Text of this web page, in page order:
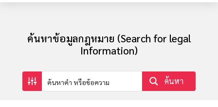
ค้นหาข้อมูลกฎหมาย (Search for legal
Information)
ค้นหา